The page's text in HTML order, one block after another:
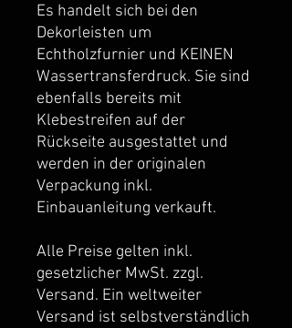
Es handelt sich bei den
Dekorleisten um
Echtholzfurnier und KEINEN
Wassertransferdruck. Sie sind
ebenfalls bereits mit
Klebestreifen auf der
Rückseite ausgestattet und
werden in der originalen
Verpackung inkl.
Einbauanleitung verkauft.
Alle Preise gelten inkl.
gesetzlicher MwSt. zzgl.
Versand. Ein weltweiter
Versand ist selbstverständlich